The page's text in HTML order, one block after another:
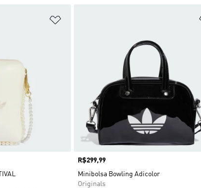
Preço
R$299,99
Minibolsa Bowling Adicolor
Originals